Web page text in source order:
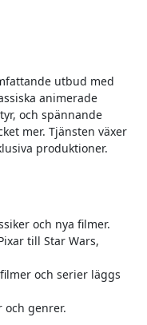
animerade
och spännande
mer. Tjänsten växer
produktioner.
och nya filmer.
till Star Wars,
och serier läggs
och genrer.